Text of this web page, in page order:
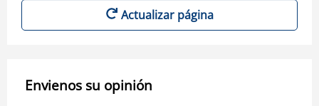
Actualizar página
Envienos su opinión